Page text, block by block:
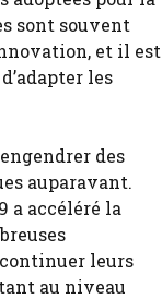
sont souvent
et il est
les
des
auparavant.
a accéléré la
leurs
au niveau